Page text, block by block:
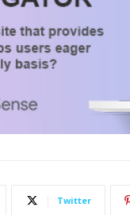
Twitter